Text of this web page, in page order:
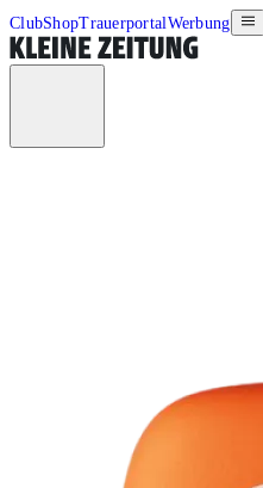
ClubShopTrauerportalWerbung